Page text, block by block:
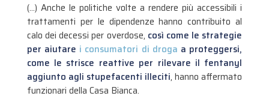
(…) Anche le politiche volte a rendere più accessibili i
trattamenti per le dipendenze hanno contribuito al
calo dei decessi per overdose, così come le strategie
per aiutare i consumatori di droga a proteggersi,
come le strisce reattive per rilevare il fentanyl
aggiunto agli stupefacenti illeciti, hanno affermato
funzionari della Casa Bianca.